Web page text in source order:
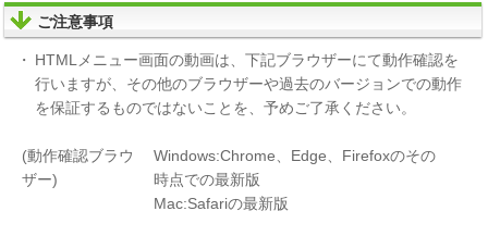
ご注意事項
HTMLメニュー画面の動画は、下記ブラウザーにて動作確認を
行いますが、その他のブラウザーや過去のバージョンでの動作
を保証するものではないことを、予めご了承ください。
(動作確認ブラウ
ザー)
Windows:Chrome、Edge、Firefoxのその
時点での最新版
Mac:Safariの最新版